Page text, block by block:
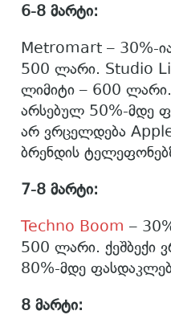
6-8 მარტი:
Metromart – 30%-
500 ლარი. Studio
ლიმიტი – 600 ლარი.
არსებულ 50%-მდე
არ ვრცელდება
ბრენდის
7-8 მარტი:
Techno Boom –
500 ლარი. ქეშბექი
80%-მდე
8 მარტი: